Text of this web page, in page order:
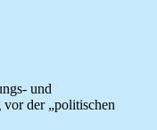
und
der „politischen